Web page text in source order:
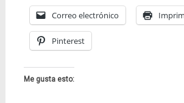
Correo electrónico
Pinterest
Me gusta esto: